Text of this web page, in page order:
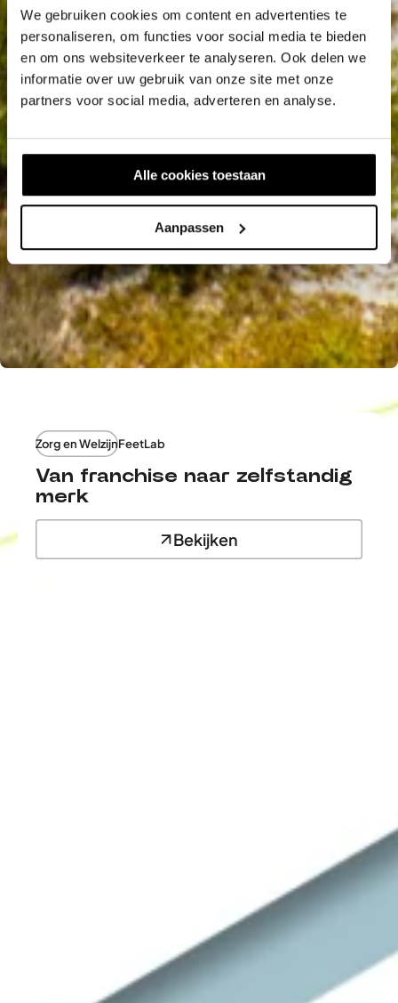
We gebruiken cookies om content en advertenties te
personaliseren, om functies voor social media te bieden
en om ons websiteverkeer te analyseren. Ook delen we
informatie over uw gebruik van onze site met onze
partners voor social media, adverteren en analyse.
Alle cookies toestaan
Aanpassen
Zorg en WelzijnFeetLab
Van franchise naar zelfstandig
merk
Bekijken